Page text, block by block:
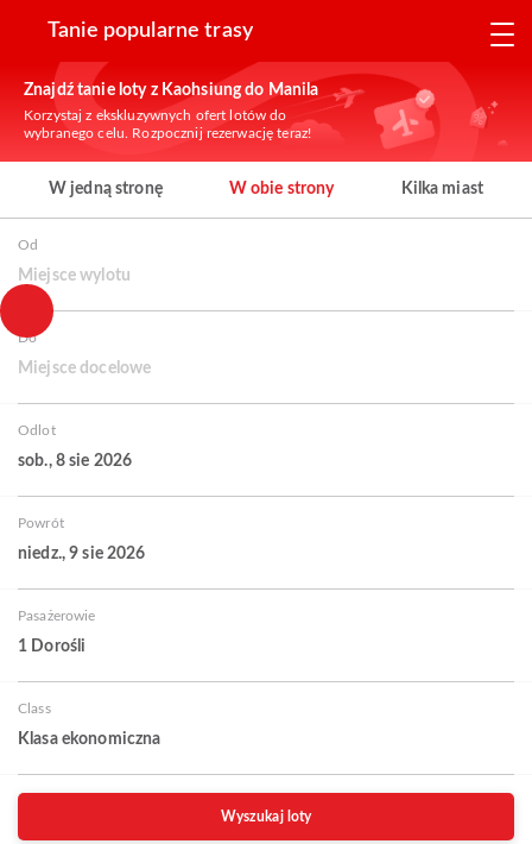
Tanie popularne trasy
Znajdź tanie loty z Kaohsiung do Manila
Korzystaj z ekskluzywnych ofert lotów do
wybranego celu. Rozpocznij rezerwację teraz!
W jedną stronę W obie strony Kilka miast
Od
Miejsce wylotu
Do
Miejsce docelowe
Odlot
sob., 8 sie 2026
Powrót
niedz., 9 sie 2026
Pasażerowie
1 Dorośli
Class
Klasa ekonomiczna
Wyszukaj loty